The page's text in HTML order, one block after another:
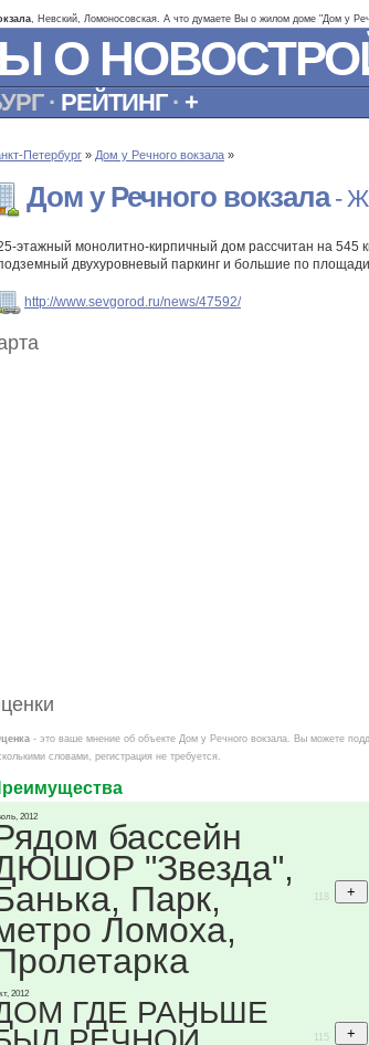
, Невский, Ломоносовская. А что думаете Вы о жилом доме "Дом у
О
· РЕЙТИНГ· +
Петербург » Дом у Речного вокзала »
Дом у Речного вокзала-
этажный монолитно-кирпичный дом рассчитан на
двухуровневый паркинг и большие по
http://www.sevgorod.ru/news/47592/
- это ваше мнение об объекте Дом у Речного вокзала. Вы можете
словами, регистрация не требуется.
2012
бассейн
"Звезда",
Парк,
Ломоха,
118
2012
ГДЕ РАНЬШЕ
115